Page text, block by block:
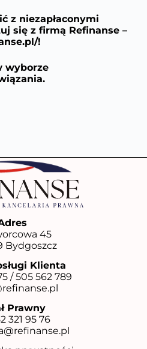
z niezapłaconymi
się z firmą Refinanse –
!
wyborze
45
Bydgoszcz
Klienta
/505 562 789
Prawny
321 95 76